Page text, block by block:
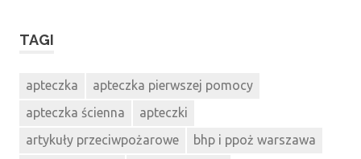
TAGI
apteczka
apteczka pierwszej pomocy
apteczka ścienna
apteczki
artykuły przeciwpożarowe
bhp i ppoż warszawa